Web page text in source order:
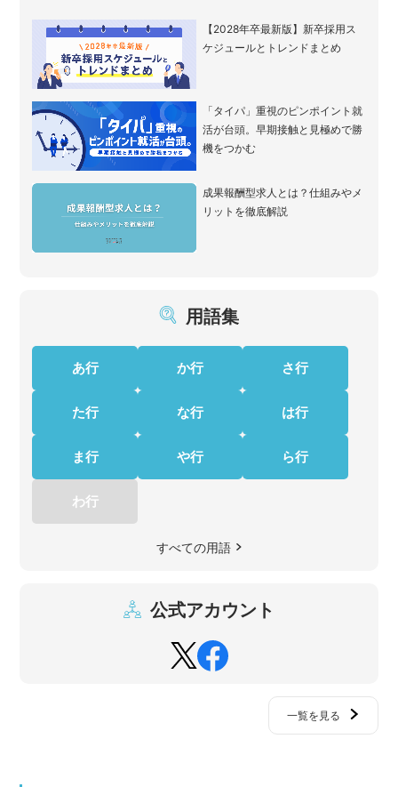
【2028年卒最新版】新卒採用ス
ケジュールとトレンドまとめ
「タイパ」重視のピンポイント就
活が台頭。早期接触と見極めで勝
機をつかむ
成果報酬型求人とは？仕組みやメ
リットを徹底解説
用語集
あ行 か行 さ行
た行 な行 は行
ま行 や行 ら行
わ行
すべての用語
公式アカウント
一覧を見る